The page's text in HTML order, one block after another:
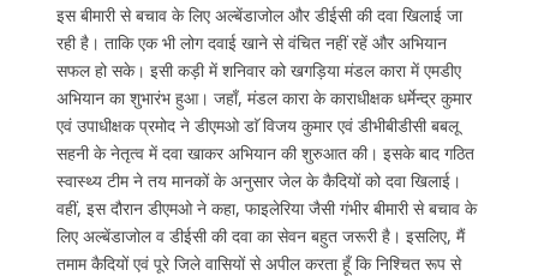
इस बीमारी से बचाव के लिए अल्बेंडाजोल और डीईसी की दवा खिलाई जा
रही है। ताकि एक भी लोग दवाई खाने से वंचित नहीं रहें और अभियान
सफल हो सके। इसी कड़ी में शनिवार को खगड़िया मंडल कारा में एमडीए
अभियान का शुभारंभ हुआ। जहाँ, मंडल कारा के काराधीक्षक धर्मेन्द्र कुमार
एवं उपाधीक्षक प्रमोद ने डीएमओ डाॅ विजय कुमार एवं डीभीबीडीसी बबलू
सहनी के नेतृत्व में दवा खाकर अभियान की शुरुआत की। इसके बाद गठित
स्वास्थ्य टीम ने तय मानकों के अनुसार जेल के कैदियों को दवा खिलाई।
वहीं, इस दौरान डीएमओ ने कहा, फाइलेरिया जैसी गंभीर बीमारी से बचाव के
लिए अल्बेंडाजोल व डीईसी की दवा का सेवन बहुत जरूरी है। इसलिए, मैं
तमाम कैदियों एवं पूरे जिले वासियों से अपील करता हूँ कि निश्चित रूप से